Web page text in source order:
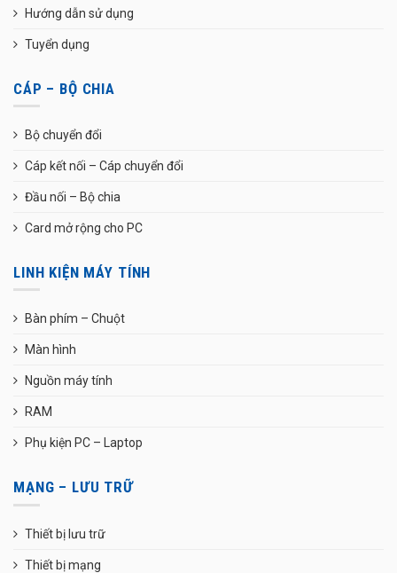
Hướng dẫn sử dụng
Tuyển dụng
CÁP – BỘ CHIA
Bộ chuyển đổi
Cáp kết nối – Cáp chuyển đổi
Đầu nối – Bộ chia
Card mở rộng cho PC
LINH KIỆN MÁY TÍNH
Bàn phím – Chuột
Màn hình
Nguồn máy tính
RAM
Phụ kiện PC – Laptop
MẠNG – LƯU TRỮ
Thiết bị lưu trữ
Thiết bị mạng